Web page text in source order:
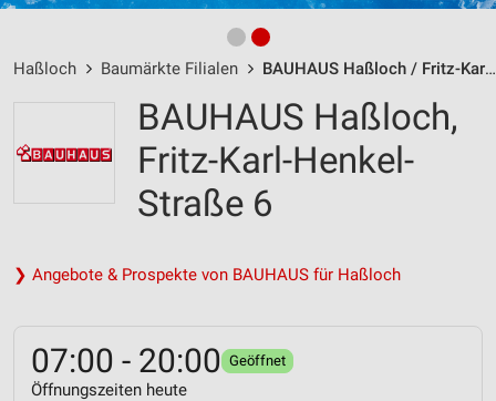
Haßloch Baumärkte Filialen BAUHAUS Haßloch / Fritz-Karl-Henkel-Straße 6 - Öffnungszeiten & Adresse
BAUHAUS Haßloch,
Fritz-Karl-Henkel-
Straße 6
❯ Angebote & Prospekte von BAUHAUS für Haßloch
07:00 - 20:00 Geöffnet
Öffnungszeiten heute